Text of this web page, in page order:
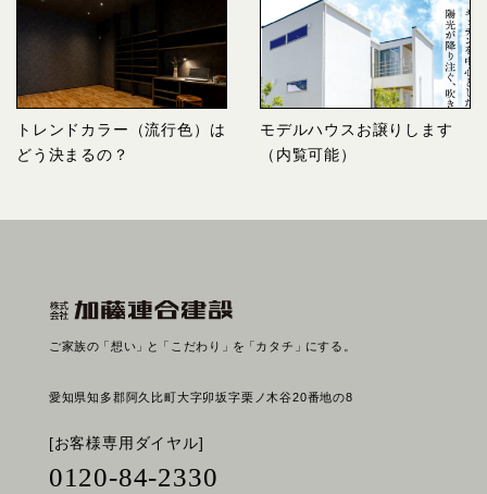
トレンドカラー（流行色）は
どう決まるの？
モデルハウスお譲りします
（内覧可能）
ご家族の「想い」と 「こだわり」を「カタチ」にする。
愛知県知多郡阿久比町大字卯坂字栗ノ木谷20番地の8
[お客様専用ダイヤル]
0120-84-2330